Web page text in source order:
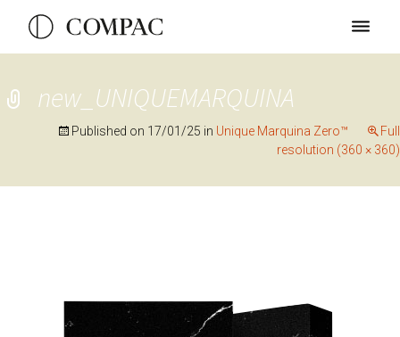
new_UNIQUEMARQUINA
Published on 17/01/25 in Unique Marquina Zero™
Full
resolution (360 × 360)